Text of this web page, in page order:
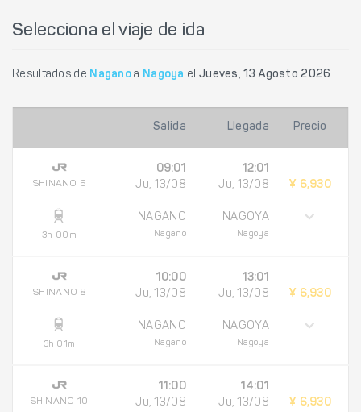
Selecciona el viaje de ida
Resultados de Nagano a Nagoya el Jueves, 13 Agosto 2026
Salida Llegada Precio
SHINANO 6
3h 00m
09:01
Ju, 13/08
NAGANO
Nagano
12:01
Ju, 13/08
NAGOYA
Nagoya
¥ 6,930
SHINANO 8
3h 01m
10:00
Ju, 13/08
NAGANO
Nagano
13:01
Ju, 13/08
NAGOYA
Nagoya
¥ 6,930
SHINANO 10
11:00
Ju, 13/08
14:01
Ju, 13/08
¥ 6,930